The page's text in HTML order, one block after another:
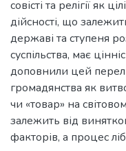
совісті та релігії як
дійсності, що
державі та ступеня
суспільства, має
доповнили цей
громадянства як
чи «товар» на
залежить від
факторів, а процес